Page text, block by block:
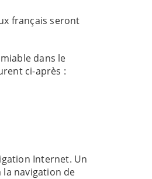
français seront
dans le
ci-après :
Internet. Un
la navigation de